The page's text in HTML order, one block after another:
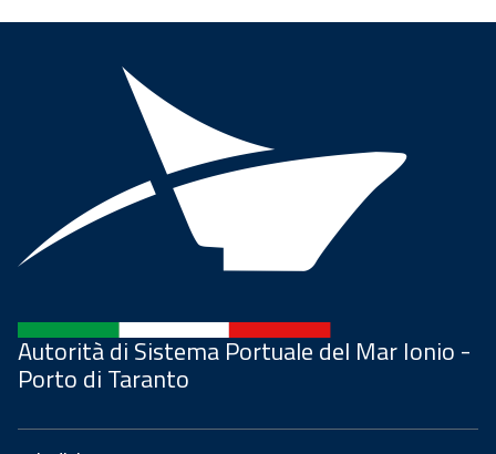
Autorità di Sistema Portuale del Mar Ionio -
Porto di Taranto